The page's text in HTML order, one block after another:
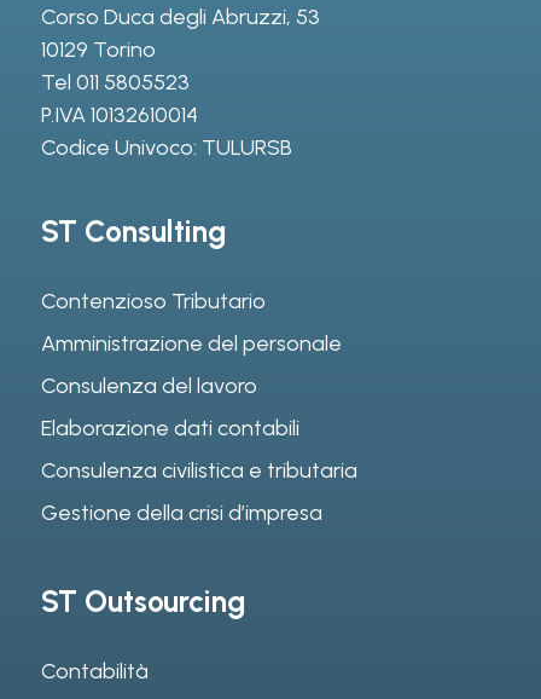
Corso Duca degli Abruzzi, 53
10129 Torino
Tel 011 5805523
P.IVA 10132610014
Codice Univoco: TULURSB
ST Consulting
Contenzioso Tributario
Amministrazione del personale
Consulenza del lavoro
Elaborazione dati contabili
Consulenza civilistica e tributaria
Gestione della crisi d’impresa
ST Outsourcing
Contabilità